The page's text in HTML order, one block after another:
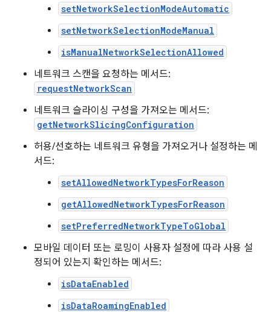
setNetworkSelectionModeAutomatic
setNetworkSelectionModeManual
isManualNetworkSelectionAllowed
네트워크 스캔을 요청하는 메서드:
requestNetworkScan
네트워크 슬라이싱 구성을 가져오는 메서드:
getNetworkSlicingConfiguration
허용/선호하는 네트워크 유형을 가져오거나 설정하는 메
서드:
setAllowedNetworkTypesForReason
getAllowedNetworkTypesForReason
setPreferredNetworkTypeToGlobal
모바일 데이터 또는 로밍이 사용자 설정에 따라 사용 설
정되어 있는지 확인하는 메서드:
isDataEnabled
isDataRoamingEnabled